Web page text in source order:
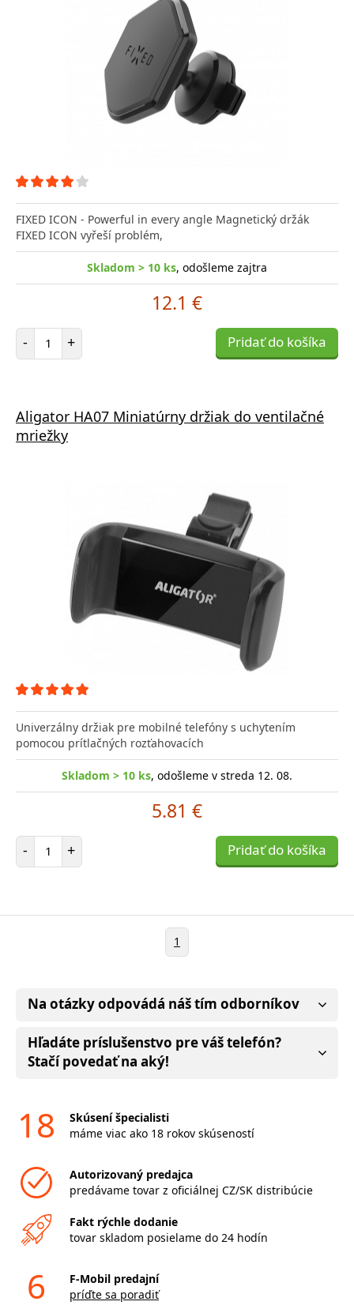
FIXED ICON - Powerful in every angle Magnetický držák
FIXED ICON vyřeší problém,
Skladom > 10 ks, odošleme zajtra
12.1 €
- Počet položiek
+ Pridať do košíka
Aligator HA07 Miniatúrny držiak do ventilačné
mriežky
Univerzálny držiak pre mobilné telefóny s uchytením
pomocou prítlačných rozťahovacích
Skladom > 10 ks, odošleme v streda 12. 08.
5.81 €
- Počet položiek
+ Pridať do košíka
1
Na otázky odpovádá náš tím odborníkov
Hľadáte príslušenstvo pre váš telefón?
Stačí povedať na aký!
18
Skúsení špecialisti
máme viac ako 18 rokov skúseností
Autorizovaný predajca
predávame tovar z oficiálnej CZ/SK distribúcie
Fakt rýchle dodanie
tovar skladom posielame do 24 hodín
6
F-Mobil predajní
príďte sa poradiť